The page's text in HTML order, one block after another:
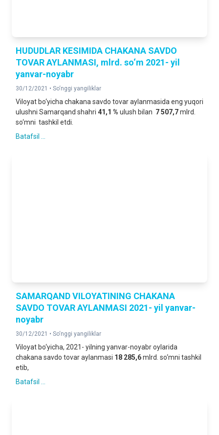
HUDUDLAR KESIMIDA CHAKANA SAVDO
TOVAR AYLANMASI, mlrd. so‘m 2021- yil
yanvar-noyabr
30/12/2021 • So‘nggi yangiliklar
Viloyat bo‘yicha chakana savdo tovar aylanmasida eng yuqori
ulushni Samarqand shahri 41 ,1 % ulush bilan 7 507,7mlrd.
so‘mni tashkil etdi.
Batafsil ...
SAMARQAND VILOYATINING CHAKANA
SAVDO TOVAR AYLANMASI 2021- yil yanvar-
noyabr
30/12/2021 • So‘nggi yangiliklar
Viloyat bo‘yicha, 2021- yilning yanvar-noyabr oylarida
chakana savdo tovar aylanmasi 18 285,6mlrd. so‘mni tashkil
etib,
Batafsil ...